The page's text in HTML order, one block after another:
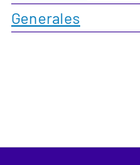
Generales